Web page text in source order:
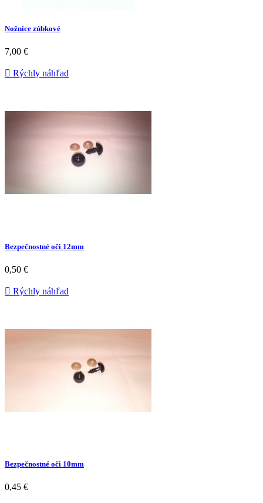
Nožnice zúbkové
7,00 €
 Rýchly náhľad
Bezpečnostné oči 12mm
0,50 €
 Rýchly náhľad
Bezpečnostné oči 10mm
0,45 €